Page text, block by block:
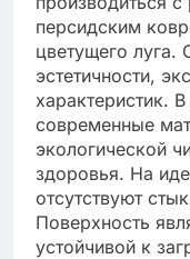
персидским
цветущего луга.
эстетичности,
характеристик.
современные
экологической
здоровья. На
отсутствуют
Поверхность
устойчивой к